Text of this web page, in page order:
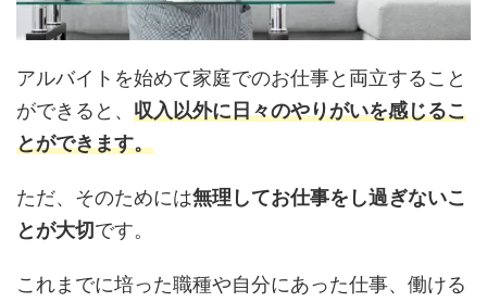
アルバイトを始めて家庭でのお仕事と両立すること
ができると、 収入以外に日々のやりがいを感じるこ
とができます。
ただ、そのためには無理してお仕事をし過ぎないこ
とが大切です。
これまでに培った職種や自分にあった仕事、働ける